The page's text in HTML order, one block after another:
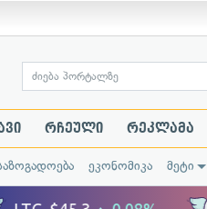
რჩეული რეკლამა
ეკონომიკა მეტი